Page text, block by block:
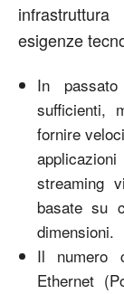
esigenze
In
sufficienti,
fornire
streaming
basate su
dimensioni.
Il numero
Ethernet